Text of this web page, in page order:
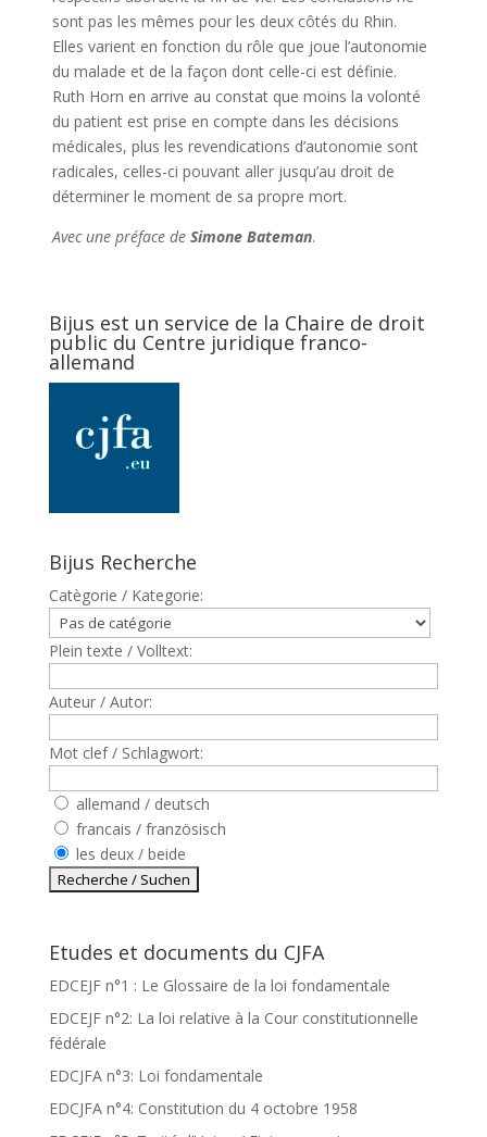
sont pas les mêmes pour les deux côtés du Rhin.
Elles varient en fonction du rôle que joue l’autonomie
du malade et de la façon dont celle-ci est définie.
Ruth Horn en arrive au constat que moins la volonté
du patient est prise en compte dans les décisions
médicales, plus les revendications d’autonomie sont
radicales, celles-ci pouvant aller jusqu’au droit de
déterminer le moment de sa propre mort.
Avec une préface de Simone Bateman.
Bijus est un service de la Chaire de droit
public du Centre juridique franco-
allemand
Bijus Recherche
Catègorie / Kategorie:
Plein texte / Volltext:
Auteur / Autor:
Mot clef / Schlagwort:
allemand / deutsch
francais / französisch
les deux / beide
Etudes et documents du CJFA
EDCEJF n°1 : Le Glossaire de la loi fondamentale
EDCEJF n°2: La loi relative à la Cour constitutionnelle
fédérale
EDCJFA n°3: Loi fondamentale
EDCJFA n°4: Constitution du 4 octobre 1958